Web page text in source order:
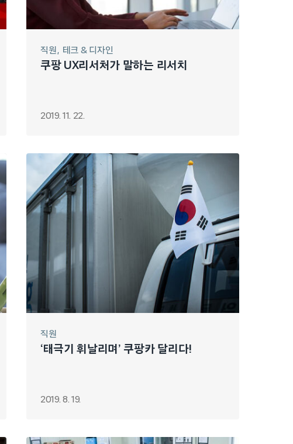
직원 테크 & 디자인
쿠팡 UX리서처가 말하는 리서치
2019. 11. 22.
직원
‘태극기 휘날리며’ 쿠팡카 달리다!
2019. 8. 19.